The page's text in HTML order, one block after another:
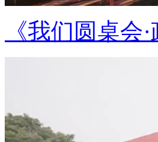
《我们圆桌会